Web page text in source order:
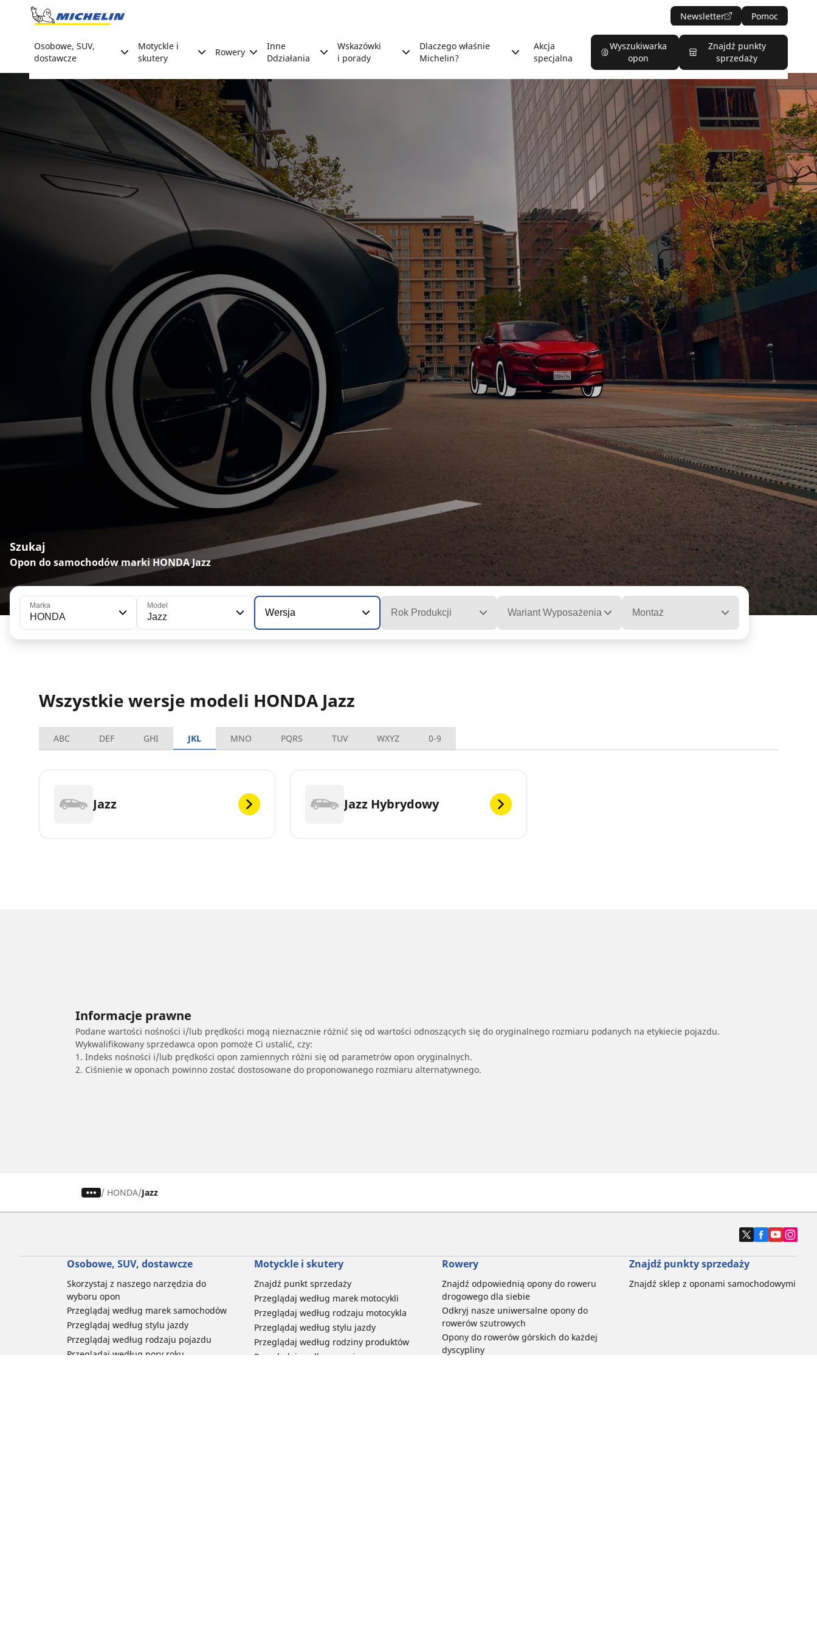
Go to page content
Newsletter Pomoc
Osobowe, SUV,
dostawcze
Motyckle i
skutery
Rowery
Inne
Ddziałania
Wskazówki
i porady
Dlaczego właśnie
Michelin?
Akcja
specjalna
Wyszukiwarka
opon
Znajdź punkty
sprzedaży
Szukaj
Opon do samochodów marki HONDA Jazz
Marka
HONDA
Model
Jazz Wersja Rok Produkcji Wariant Wyposażenia Montaż
Wszystkie wersje modeli HONDA Jazz
ABC DEF GHI JKL MNO PQRS TUV WXYZ 0-9
Jazz Jazz Hybrydowy
Informacje prawne
Podane wartości nośności i/lub prędkości mogą nieznacznie różnić się od wartości odnoszących się do oryginalnego rozmiaru podanych na etykiecie pojazdu.
Wykwalifikowany sprzedawca opon pomoże Ci ustalić, czy:
1. Indeks nośności i/lub prędkości opon zamiennych różni się od parametrów opon oryginalnych.
2. Ciśnienie w oponach powinno zostać dostosowane do proponowanego rozmiaru alternatywnego.
/ HONDA Jazz
Osobowe, SUV, dostawcze
Skorzystaj z naszego narzędzia do
wyboru opon
Przeglądaj według marek samochodów
Przeglądaj według stylu jazdy
Przeglądaj według rodzaju pojazdu
Przeglądaj według pory roku
Motyckle i skutery
Znajdź punkt sprzedaży
Przeglądaj według marek motocykli
Przeglądaj według rodzaju motocykla
Przeglądaj według stylu jazdy
Przeglądaj według rodziny produktów
Przeglądaj według rozmiaru opon
Rowery
Znajdź odpowiednią opony do roweru
drogowego dla siebie
Odkryj nasze uniwersalne opony do
rowerów szutrowych
Opony do rowerów górskich do każdej
dyscypliny
Znajdź punkty sprzedaży
Znajdź sklep z oponami samochodowymi